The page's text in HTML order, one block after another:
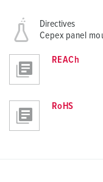
Directives
Cepex panel
REACh
RoHS